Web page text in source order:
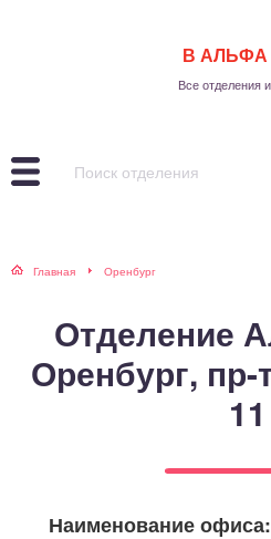
В АЛЬФА
Все отделения
Главная Оренбург
Отделение
Оренбург,
11
Наименование офиса: